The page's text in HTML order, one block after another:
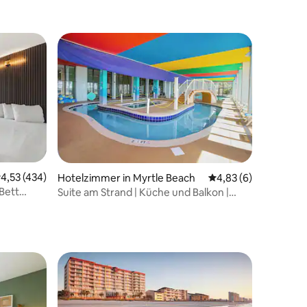
Bewertungen Bewertung: 4,53 von 5, 434 Bewertungen
4,53 (434)
Hotelzimmer in Myrtle Beach Durchschnittliche
4,83 (6)
Suite am Strand | Küche und Balkon |